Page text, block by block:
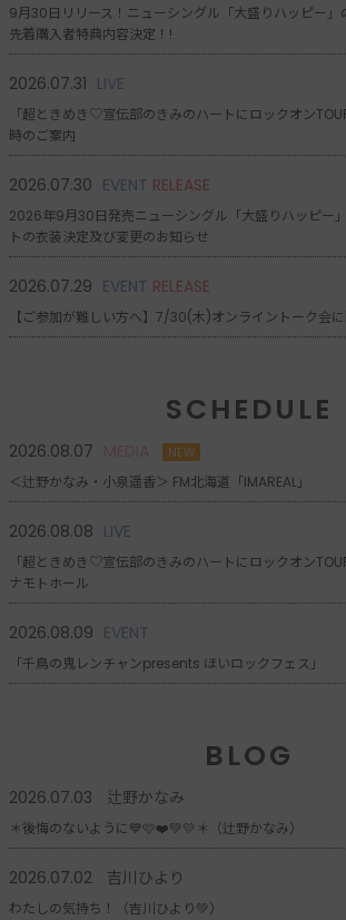
9月30日リリース！ニューシングル「大盛りハッピー」
先着購入者特典内容決定！!
2026.07.31 LIVE
「超ときめき♡宣伝部のきみのハートにロックオン
時のご案内
2026.07.30 EVENT RELEASE
2026年9月30日発売ニューシングル「大盛りハッピー
トの衣装決定及び変更のお知らせ
2026.07.29 EVENT RELEASE
【ご参加が難しい方へ】7/30(木)オンライントーク会
SCHEDULE
2026.08.07 NEW
＜辻野かなみ・小泉遥香＞ FM北海道「IMAREAL」
2026.08.08 LIVE
「超ときめき♡宣伝部のきみのハートにロックオン
ナモトホール
2026.08.09 EVENT
「千鳥の鬼レンチャンpresents ほいロックフェス」
BLOG
2026.07.03 辻野かなみ
＊後悔のないように💙🩷❤️💚💛＊（辻野かなみ）
2026.07.02 吉川ひより
わたしの気持ち！（吉川ひより💚）